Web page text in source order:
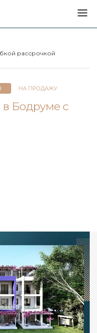
рассрочкой
НА ПРОДАЖУ
Бодруме с